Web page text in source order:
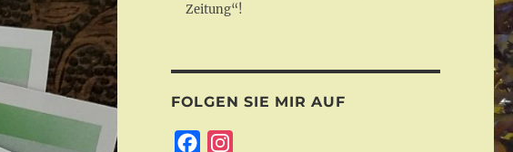
Zeitung“!
FOLGEN SIE MIR AUF